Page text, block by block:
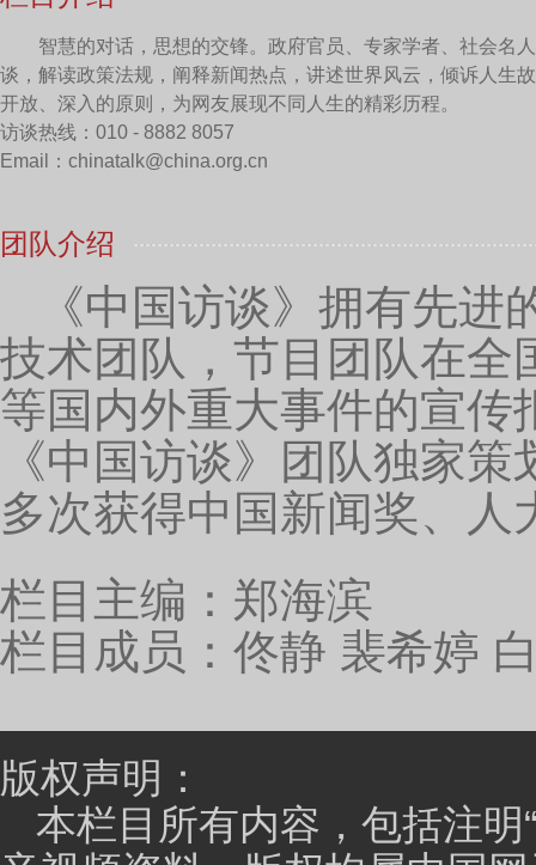
这个法来全面推动，不断的把顶层设计完善起来，要
共建，和全世界有志于发展的国家联合起来，共同让